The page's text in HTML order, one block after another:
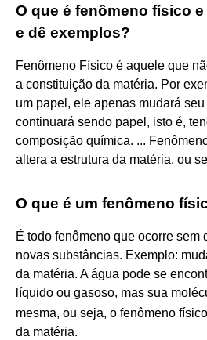
O que é fenômeno físico
e dê exemplos?
Fenômeno Físico é aquele que
a constituição da matéria. Por
um papel, ele apenas mudará
continuará sendo papel, isto é,
composição química. ...
altera a estrutura da matéria, ou
O que é um fenômeno
É todo fenômeno que ocorre sem
novas substâncias. Exemplo:
da matéria. A água pode se
líquido ou gasoso, mas sua
mesma, ou seja, o fenômeno
da matéria.